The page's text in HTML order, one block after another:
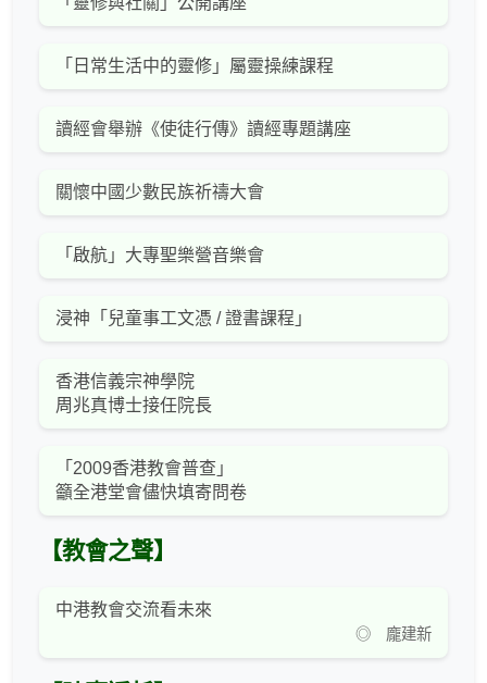
「日常生活中的靈修」屬靈操練課程
讀經會舉辦《使徒行傳》讀經專題講座
關懷中國少數民族祈禱大會
「啟航」大專聖樂營音樂會
浸神「兒童事工文憑 / 證書課程」
香港信義宗神學院
周兆真博士接任院長
「2009香港教會普查」
籲全港堂會儘快填寄問卷
【教會之聲】
中港教會交流看未來
◎ 龐建新